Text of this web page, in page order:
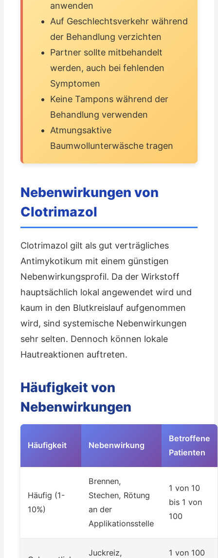
anwenden
Auf Geschlechtsverkehr während
der Behandlung verzichten
Partner sollte mitbehandelt
werden, auch bei fehlenden
Symptomen
Keine Tampons während der
Behandlung verwenden
Atmungsaktive
Baumwollunterwäsche tragen
Nebenwirkungen von
Clotrimazol
Clotrimazol gilt als gut verträgliches
Antimykotikum mit einem günstigen
Nebenwirkungsprofil. Da der Wirkstoff
hauptsächlich lokal angewendet wird und
kaum in den Blutkreislauf aufgenommen
wird, sind systemische Nebenwirkungen
sehr selten. Dennoch können lokale
Hautreaktionen auftreten.
Häufigkeit von
Nebenwirkungen
Häufigkeit Nebenwirkung
Betroffene
Patienten
Häufig (1-
10%)
Brennen,
Stechen, Rötung
an der
Applikationsstelle
1 von 10
bis 1 von
100
Juckreiz, 1 von 100